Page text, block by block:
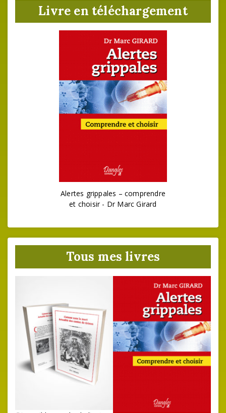
Livre en téléchargement
Alertes grippales – comprendre
et choisir - Dr Marc Girard
Tous mes livres